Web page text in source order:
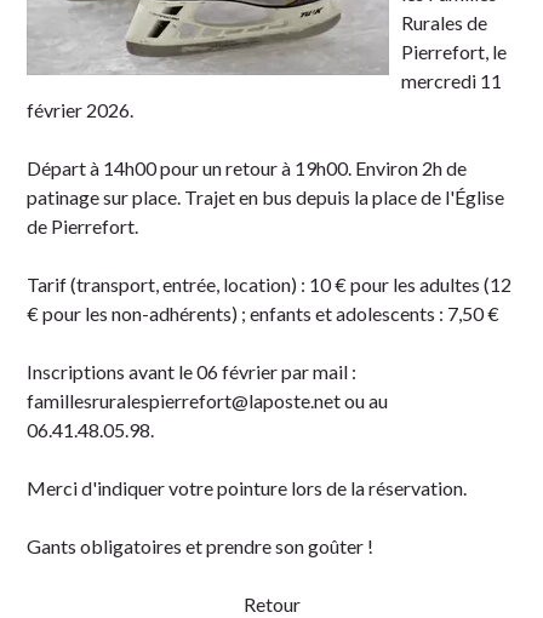
Rurales de
Pierrefort, le
mercredi 11
février 2026.
Départ à 14h00 pour un retour à 19h00. Environ 2h de
patinage sur place. Trajet en bus depuis la place de l'Église
de Pierrefort.
Tarif (transport, entrée, location) : 10 € pour les adultes (12
€ pour les non-adhérents) ; enfants et adolescents : 7,50 €
Inscriptions avant le 06 février par mail :
famillesruralespierrefort@laposte.net ou au
06.41.48.05.98.
Merci d'indiquer votre pointure lors de la réservation.
Gants obligatoires et prendre son goûter !
Retour